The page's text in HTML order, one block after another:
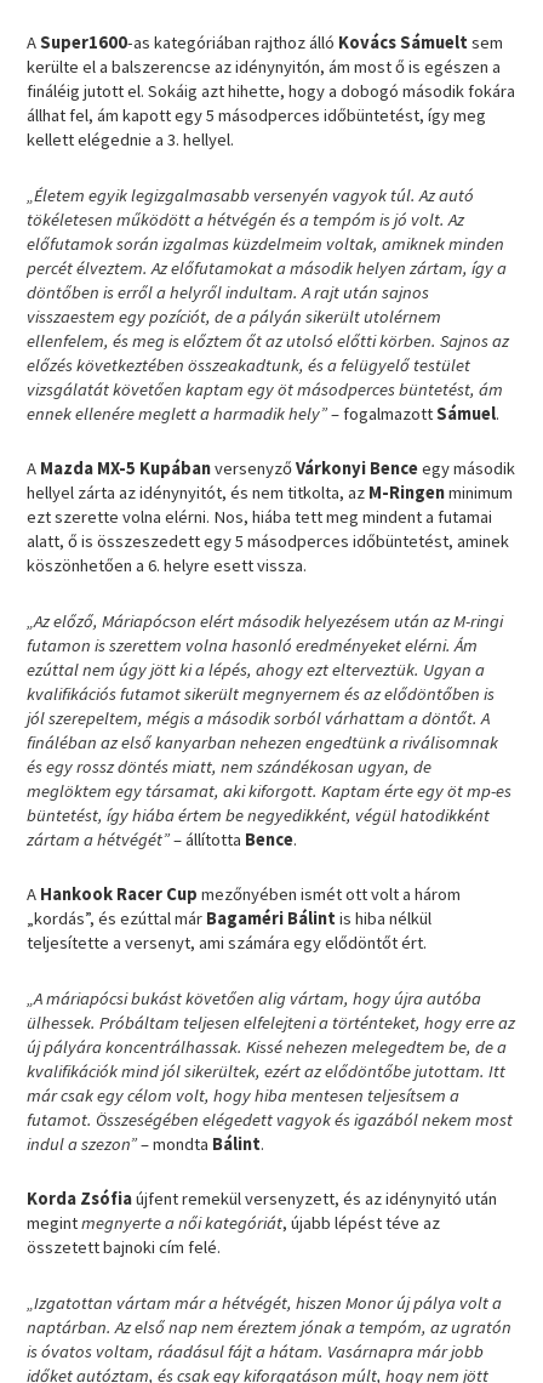
ASuper1600-as kategóriában rajthoz álló Kovács Sámuelt sem
kerülte el a balszerencse az idénynyitón, ám most ő is egészen a
fináléig jutott el. Sokáig azt hihette, hogy a dobogó második fokára
állhat fel, ám kapott egy 5 másodperces időbüntetést, így meg
kellett elégednie a 3. hellyel.
„Életem egyik legizgalmasabb versenyén vagyok túl. Az autó
tökéletesen működött a hétvégén és a tempóm is jó volt. Az
előfutamok során izgalmas küzdelmeim voltak, amiknek minden
percét élveztem. Az előfutamokat a második helyen zártam, így a
döntőben is erről a helyről indultam. A rajt után sajnos
visszaestem egy pozíciót, de a pályán sikerült utolérnem
ellenfelem, és meg is előztem őt az utolsó előtti körben. Sajnos az
előzés következtében összeakadtunk, és a felügyelő testület
vizsgálatát követően kaptam egy öt másodperces büntetést, ám
ennek ellenére meglett a harmadik hely”– fogalmazottSámuel.
A Mazda MX-5 KupábanversenyzőVárkonyi Benceegy második
hellyel zárta az idénynyitót, és nem titkolta, az M-Ringenminimum
ezt szerette volna elérni. Nos, hiába tett meg mindent a futamai
alatt, ő is összeszedett egy 5 másodperces időbüntetést, aminek
köszönhetően a 6. helyre esett vissza.
„Az előző, Máriapócson elért második helyezésem után az M-ringi
futamon is szerettem volna hasonló eredményeket elérni. Ám
ezúttal nem úgy jött ki a lépés, ahogy ezt elterveztük. Ugyan a
kvalifikációs futamot sikerült megnyernem és az elődöntőben is
jól szerepeltem, mégis a második sorból várhattam a döntőt. A
fináléban az első kanyarban nehezen engedtünk a riválisomnak
és egy rossz döntés miatt, nem szándékosan ugyan, de
meglöktem egy társamat, aki kiforgott. Kaptam érte egy öt mp-es
büntetést, így hiába értem be negyedikként, végül hatodikként
zártam a hétvégét”– állította Bence.
A Hankook Racer Cupmezőnyében ismét ott volt a három
„kordás”, és ezúttal már Bagaméri Bálint is hiba nélkül
teljesítette a versenyt, ami számára egy elődöntőt ért.
„A máriapócsi bukást követően alig vártam, hogy újra autóba
ülhessek. Próbáltam teljesen elfelejteni a történteket, hogy erre az
új pályára koncentrálhassak. Kissé nehezen melegedtem be, de a
kvalifikációk mind jól sikerültek, ezért az elődöntőbe jutottam. Itt
már csak egy célom volt, hogy hiba mentesen teljesítsem a
futamot. Összeségében elégedett vagyok és igazából nekem most
indul a szezon”– mondta Bálint.
Korda Zsófiaújfent remekül versenyzett, és az idénynyitó után
megintmegnyerte a női kategóriát, újabb lépést téve az
összetett bajnoki cím felé.
„Izgatottan vártam már a hétvégét, hiszen Monor új pálya volt a
naptárban. Az első nap nem éreztem jónak a tempóm, az ugratón
is óvatos voltam, ráadásul fájt a hátam. Vasárnapra már jobb
időket autóztam, és csak egy kiforgatáson múlt, hogy nem jött